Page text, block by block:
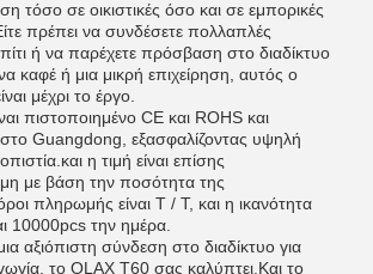
τόσο σε οικιστικές όσο και σε εμπορικές
πρέπει να συνδέσετε πολλαπλές
ή να παρέχετε πρόσβαση στο διαδίκτυο
καφέ ή μια μικρή επιχείρηση, αυτός ο
μέχρι το έργο.
πιστοποιημένο CE και ROHS και
στο Guangdong, εξασφαλίζοντας υψηλή
η τιμή είναι επίσης
με βάση την ποσότητα της
πληρωμής είναι T / T, και η ικανότητα
10000pcs την ημέρα.
αξιόπιστη σύνδεση στο διαδίκτυο για
το OLAX T60 σας καλύπτει.Και το